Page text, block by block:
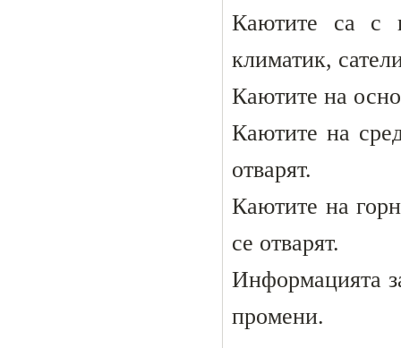
Каютите са с
климатик,
Каютите на
Каютите на
отварят.
Каютите на
се отварят.
Информацията
промени.